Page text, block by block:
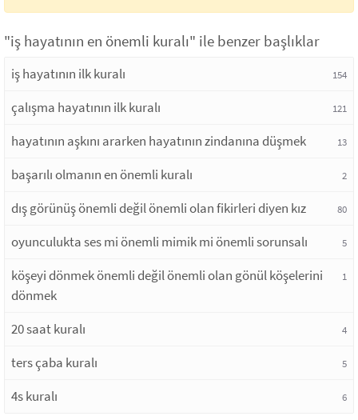
"iş hayatının en önemli kuralı" ile benzer başlıklar
iş hayatının ilk kuralı 154
çalışma hayatının ilk kuralı 121
hayatının aşkını ararken hayatının zindanına düşmek 13
başarılı olmanın en önemli kuralı 2
dış görünüş önemli değil önemli olan fikirleri diyen kız 80
oyunculukta ses mi önemli mimik mi önemli sorunsalı 5
köşeyi dönmek önemli değil önemli olan gönül köşelerini
dönmek
1
20 saat kuralı 4
ters çaba kuralı 5
4s kuralı 6